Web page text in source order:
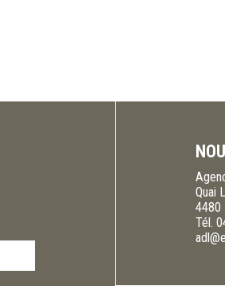
Quai
4480
Tél.